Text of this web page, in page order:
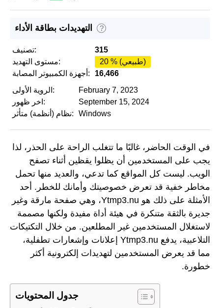
التهديدات بطاقة الأداء ?
تصنيف:
315
مستوى التهديد:
20 % (طبيعي)
أجهزة الكمبيوتر المصابة:
16,466
الروية الأولى:
February 7, 2023
اخر ظهور:
September 15, 2024
نظام (أنظمة) متأثر:
Windows
في الوقت الحاضر، غالبًا ما تتغلب الراحة على الحذر، لذا
يجب على المستخدمين أن يظلوا يقظين أثناء تصفح
الويب. ليست كل المواقع كما تدعي، والعديد منها تحمل
مخاطر خفية قد تعرض خصوصيتك وأمانك للخطر. أحد
الأمثلة على ذلك هو Ytmp3.nu، وهي صفحة مارقة وغير
جديرة بالثقة متنكرة في هيئة أداة مفيدة ولكنها مصممة
لاستغلال المستخدمين غير المطلعين. من خلال التكتيكات
التلاعبية، يدفع Ytmp3.nu إعلانات وإشعارات تطفلية،
مما قد يعرض المستخدمين لتهديدات إلكترونية أكثر
خطورة.
جدول المحتويات